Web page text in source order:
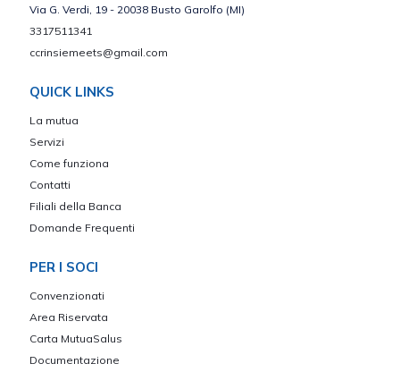
Via G. Verdi, 19 - 20038 Busto Garolfo (MI)
3317511341
ccrinsiemeets@gmail.com
QUICK LINKS
La mutua
Servizi
Come funziona
Contatti
Filiali della Banca
Domande Frequenti
PER I SOCI
Convenzionati
Area Riservata
Carta MutuaSalus
Documentazione